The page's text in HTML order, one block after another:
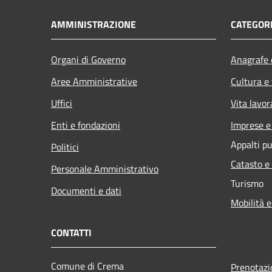
AMMINISTRAZIONE
Organi di Governo
Aree Amministrative
Uffici
Enti e fondazioni
Politici
Personale Amministrativo
Documenti e dati
Cultura
Vita
Imprese
Appalti
Catasto
Turismo
Mobilità
CONTATTI
Comune di Crema